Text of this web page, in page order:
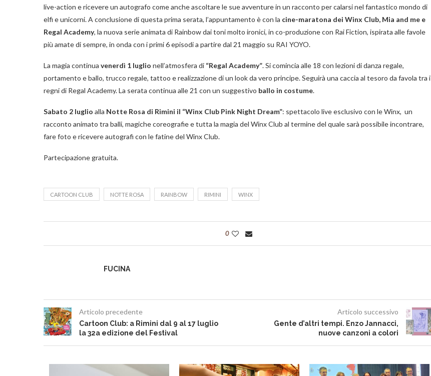
live-action e ricevere un autografo come anche ascoltare le sue avventure in un racconto per calarsi nel fantastico mondo di
elfi e unicorni. A conclusione di questa prima serata, l’appuntamento è con la cine-maratona dei Winx Club, Mia and me e
Regal Academy, la nuova serie animata di Rainbow dai toni molto ironici, in co-produzione con Rai Fiction, ispirata alle favole
più amate di sempre, in onda con i primi 6 episodi a partire dal 21 maggio su RAI YOYO.
La magia continua venerdì 1 luglio nell’atmosfera di “Regal Academy”. Si comincia alle 18 con lezioni di danza regale,
portamento e ballo, trucco regale, tattoo e realizzazione di un look da vero principe. Seguirà una caccia al tesoro da favola tra i
regni di Regal Academy. La serata continua alle 21 con un suggestivo ballo in costume.
Sabato 2 luglio alla Notte Rosa di Rimini il “Winx Club Pink Night Dream”: spettacolo live esclusivo con le Winx, un
racconto animato tra balli, magiche coreografie e tutta la magia del Winx Club al termine del quale sarà possibile incontrare,
fare foto e ricevere autografi con le fatine del Winx Club.
Partecipazione gratuita.
CARTOON CLUB NOTTE ROSA RAINBOW RIMINI WINX
0
FUCINA
Articolo precedente
Cartoon Club: a Rimini dal 9 al 17 luglio
la 32a edizione del Festival
Articolo successivo
Gente d’altri tempi. Enzo Jannacci,
nuove canzoni a colori